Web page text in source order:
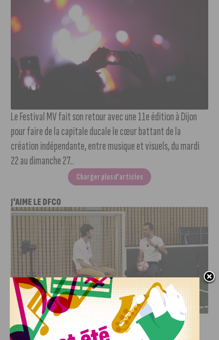
Le Festival MV fait son retour avec une 11e édition à Dijon
pour faire de la capitale ducale le cœur battant de la
création indépendante, entre musique et visuels, du mardi
22 au dimanche 27...
Charger plus d’articles
J'AIME LE DFCO
DFCO : RENCONTRE AVEC PIERRE-HENRI DEBALLON,
L’ARTISAN DE LA MONTÉE EN LIGUE 2
INFOS,SPORT
DFCO : Rencontre avec Pierre-Henri